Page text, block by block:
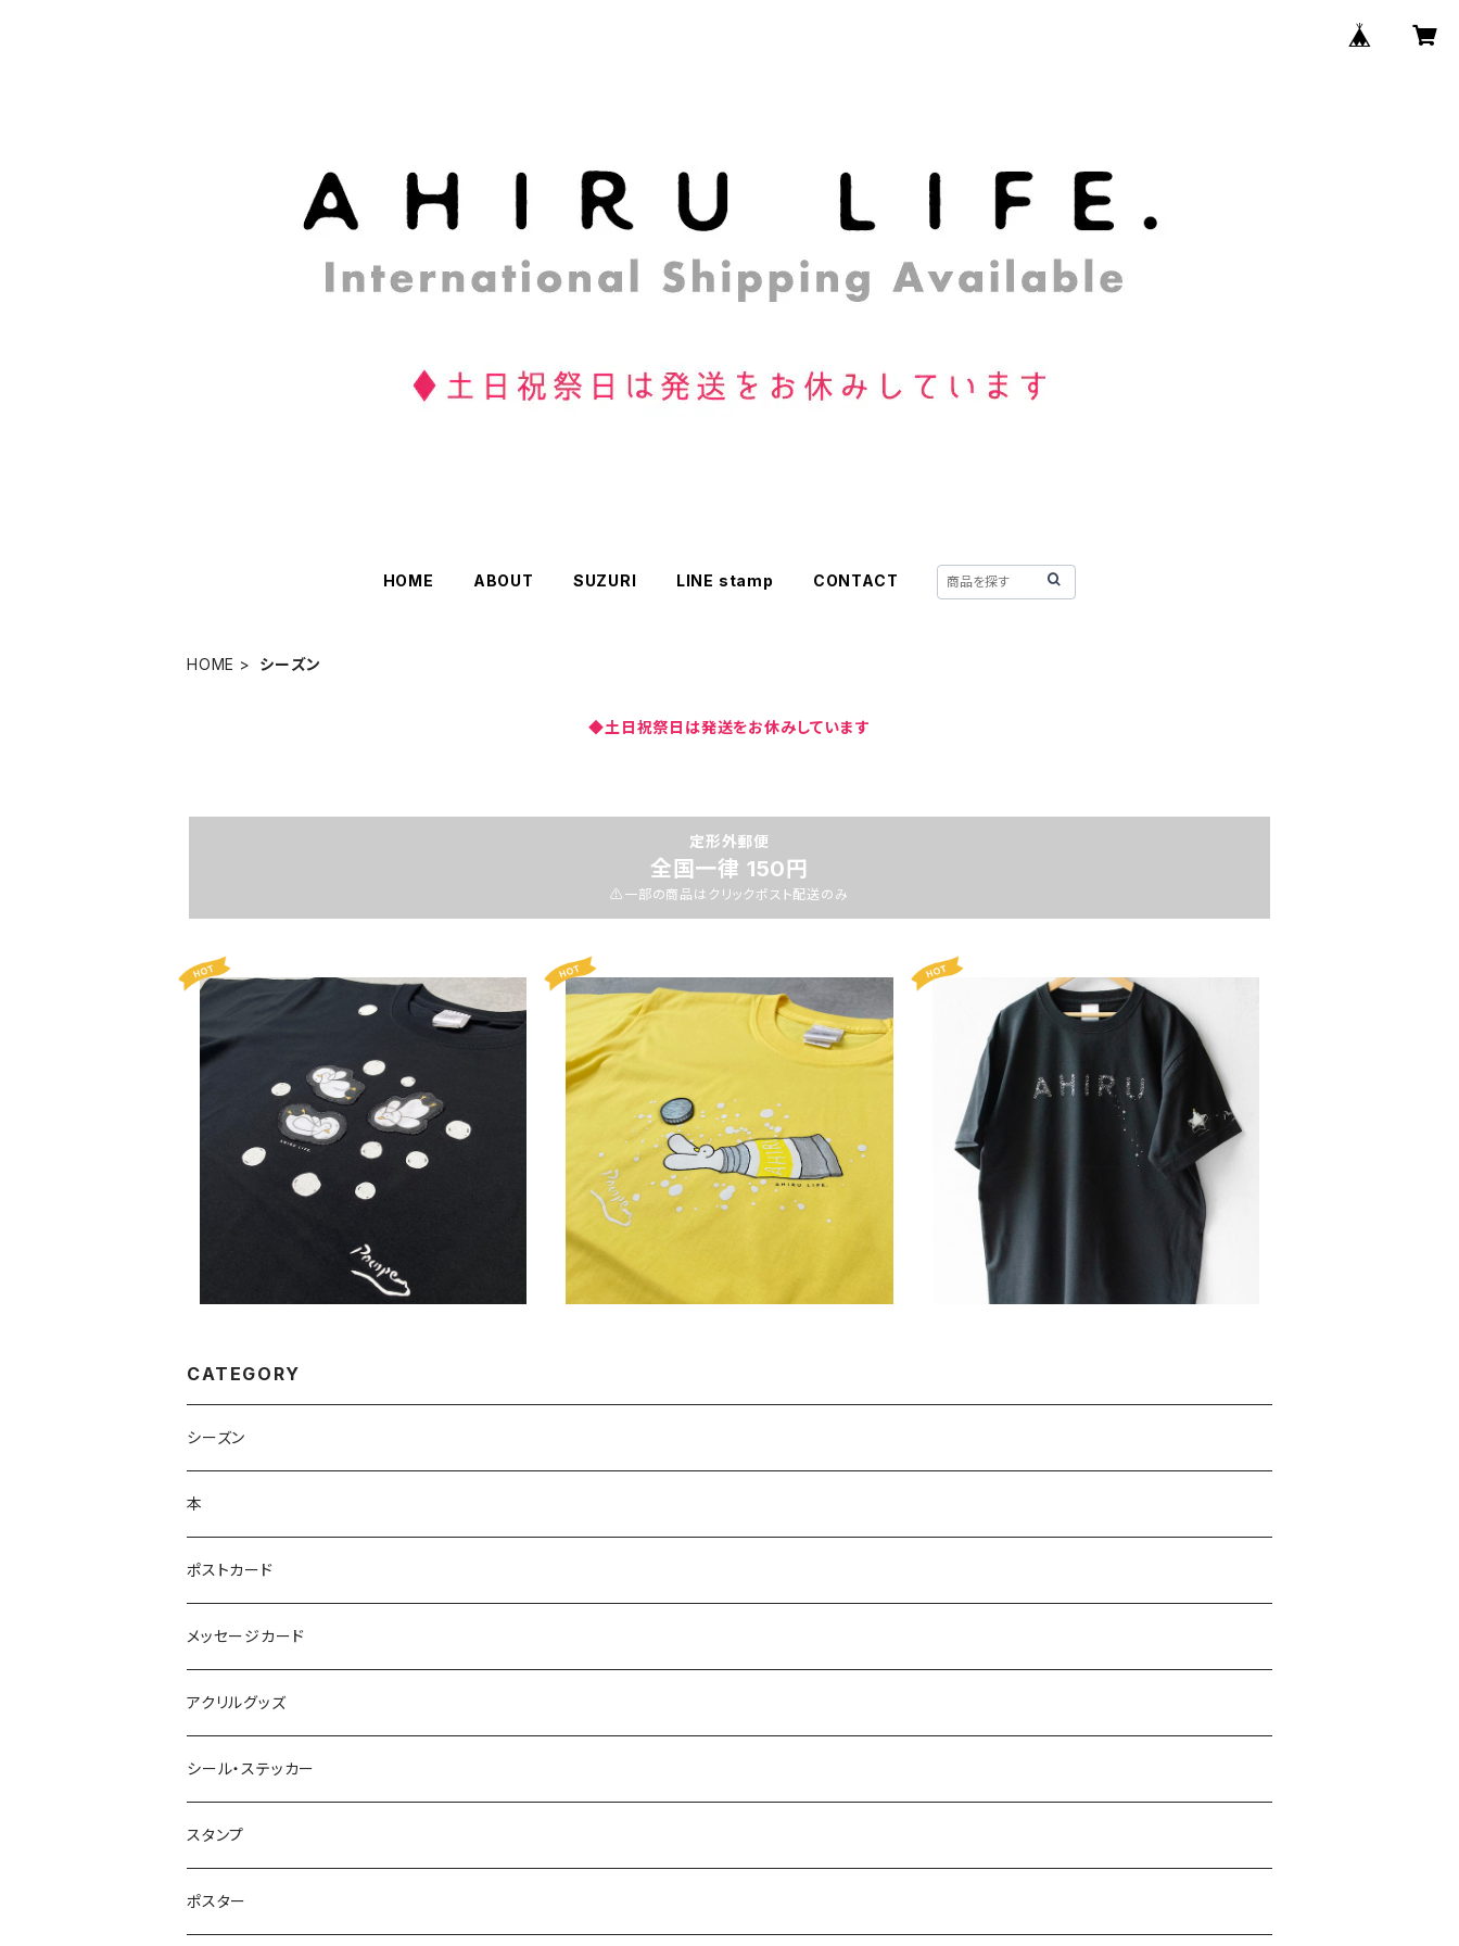
HOME ABOUT SUZURI LINE stamp CONTACT
HOME シーズン
◆土日祝祭日は発送をお休みしています
定形外郵便
全国一律 150円
⚠️一部の商品はクリックポスト配送のみ
【Lサイズ】PocopenコラボTシャツ〈しゃぼん
玉ユニバース〉
¥8,800
【Lサイズ】PocopenコラボTシャツ〈絵の具
アヒル〉
¥8,800
【Lサイズ】PocopenコラボTシャツ〈スター
CATEGORY
シーズン
本
ポストカード
メッセージカード
アクリルグッズ
シール・ステッカー
スタンプ
ポスター